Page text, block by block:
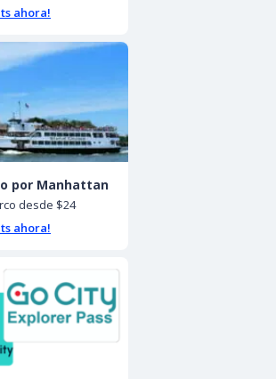
ahora!
por Manhattan
desde $24
ahora!